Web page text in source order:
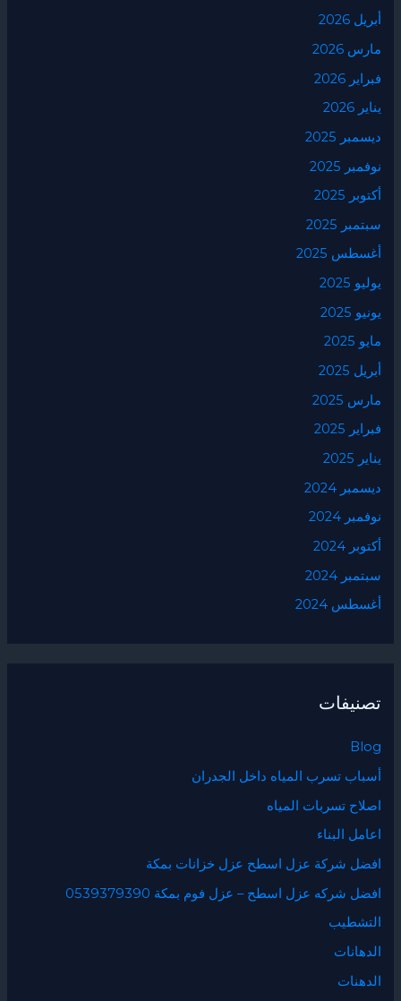
أبريل 2026
مارس 2026
فبراير 2026
يناير 2026
ديسمبر 2025
نوفمبر 2025
أكتوبر 2025
سبتمبر 2025
أغسطس 2025
يوليو 2025
يونيو 2025
مايو 2025
أبريل 2025
مارس 2025
فبراير 2025
يناير 2025
ديسمبر 2024
نوفمبر 2024
أكتوبر 2024
سبتمبر 2024
أغسطس 2024
تصنيفات
Blog
أسباب تسرب المياه داخل الجدران
اصلاح تسربات المياه
اعامل البناء
افضل شركة عزل اسطح عزل خزانات بمكة
افضل شركه عزل اسطح – عزل فوم بمكة 0539379390
التشطيب
الدهانات
الدهنات